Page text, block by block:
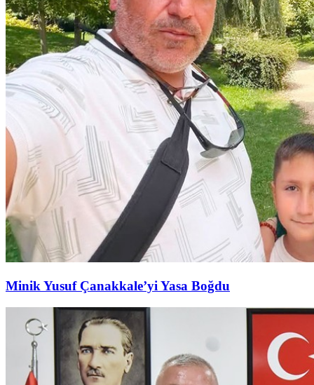
Minik Yusuf Çanakkale’yi Yasa Boğdu